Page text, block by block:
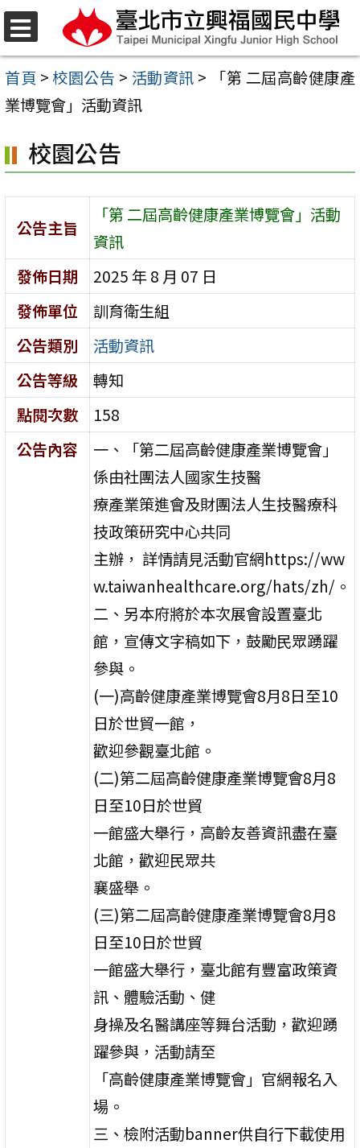
選
單
跳
至
主
要
容
區
首頁 >校園公告 > 活動資訊 >
「第 二屆高齡健康產
業博覽會」活動資訊
校園公告
公告主旨
「第 二屆高齡健康產業博覽會」活動
資訊
發佈日期
2025 年 8 月 07 日
發佈單位
訓育衛生組
公告類別
活動資訊
公告等級
轉知
點閱次數
158
公告內容
一、「第二屆高齡健康產業博覽會」
係由社團法人國家生技醫
療產業策進會及財團法人生技醫療科
技政策研究中心共同
主辦， 詳情請見活動官網https://ww
w.taiwanhealthcare.org/hats/zh/。
二、另本府將於本次展會設置臺北
館，宣傳文字稿如下，鼓勵民眾踴躍
參與。
(一)高齡健康產業博覽會8月8日至10
日於世貿一館，
歡迎參觀臺北館。
(二)第二屆高齡健康產業博覽會8月8
日至10日於世貿
一館盛大舉行，高齡友善資訊盡在臺
北館，歡迎民眾共
襄盛舉。
(三)第二屆高齡健康產業博覽會8月8
日至10日於世貿
一館盛大舉行，臺北館有豐富政策資
訊、體驗活動、健
身操及名醫講座等舞台活動，歡迎踴
躍參與，活動請至
「高齡健康產業博覽會」官網報名入
場。
三、檢附活動banner供自行下載使用